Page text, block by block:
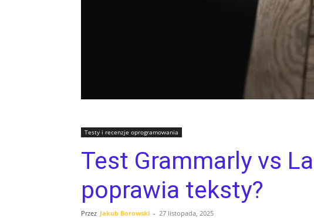
Testy i recenzje oprogramowania
Test Grammarly vs
poprawia teksty?
Przez Jakub Borowski - 27 listopada, 2025